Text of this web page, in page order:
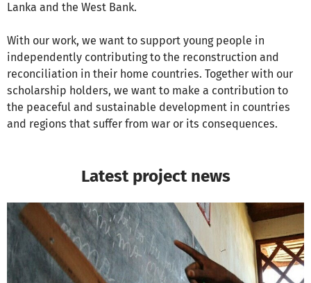
Lanka and the West Bank.
With our work, we want to support young people in
independently contributing to the reconstruction and
reconciliation in their home countries. Together with our
scholarship holders, we want to make a contribution to
the peaceful and sustainable development in countries
and regions that suffer from war or its consequences.
Latest project news